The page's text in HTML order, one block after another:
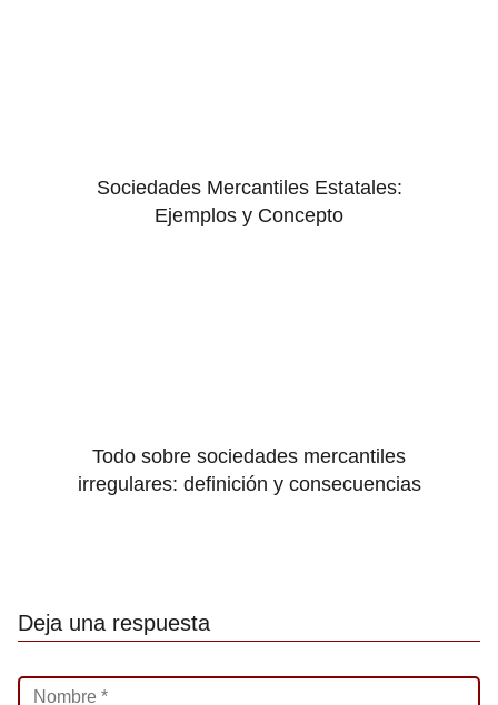
Sociedades Mercantiles Estatales:
Ejemplos y Concepto
Todo sobre sociedades mercantiles
irregulares: definición y consecuencias
Deja una respuesta